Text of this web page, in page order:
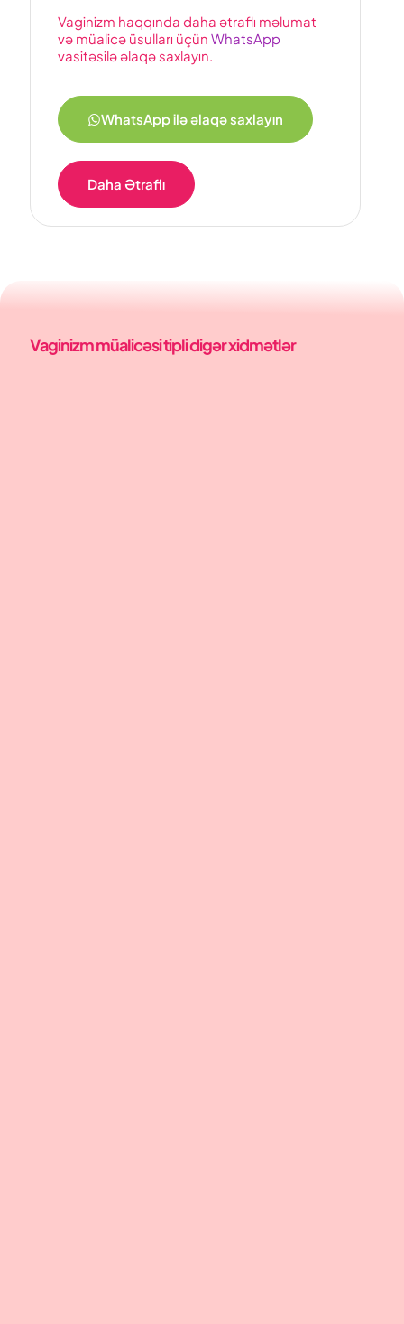
Vaginizm haqqında daha ətraflı məlumat
və müalicə üsulları üçün WhatsApp
vasitəsilə əlaqə saxlayın.
WhatsApp ilə əlaqə saxlayın
Daha Ətraflı
Vaginizm müalicəsi tipli digər xidmətlər